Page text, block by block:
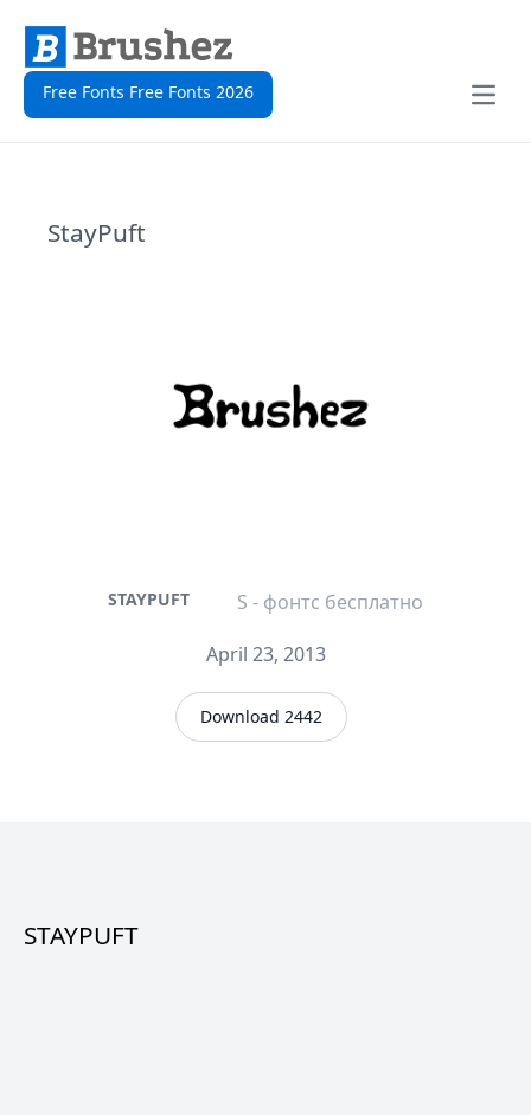
Free Fonts Free Fonts 2026
Open
StayPuft
STAYPUFT
S - фонтс бесплатно
April 23, 2013
Download 2442
STAYPUFT